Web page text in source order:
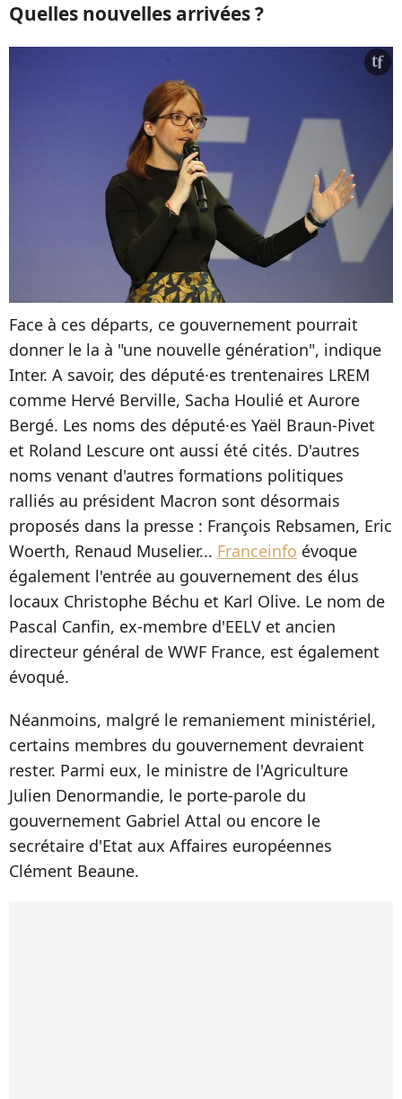
Quelles nouvelles arrivées ?
Face à ces départs, ce gouvernement pourrait
donner le la à "une nouvelle génération", indique
Inter. A savoir, des député·es trentenaires LREM
comme Hervé Berville, Sacha Houlié et Aurore
Bergé. Les noms des député·es Yaël Braun-Pivet
et Roland Lescure ont aussi été cités. D'autres
noms venant d'autres formations politiques
ralliés au président Macron sont désormais
proposés dans la presse : François Rebsamen, Eric
Woerth, Renaud Muselier... Franceinfo évoque
également l'entrée au gouvernement des élus
locaux Christophe Béchu et Karl Olive. Le nom de
Pascal Canfin, ex-membre d'EELV et ancien
directeur général de WWF France, est également
évoqué.
Néanmoins, malgré le remaniement ministériel,
certains membres du gouvernement devraient
rester. Parmi eux, le ministre de l'Agriculture
Julien Denormandie, le porte-parole du
gouvernement Gabriel Attal ou encore le
secrétaire d'Etat aux Affaires européennes
Clément Beaune.